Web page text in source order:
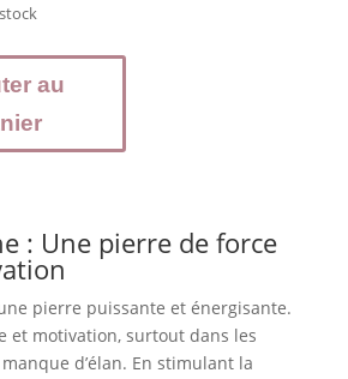
CORNALINE
au
: Une pierre de force
pierre puissante et énergisante.
et motivation, surtout dans les
d’élan. En stimulant la